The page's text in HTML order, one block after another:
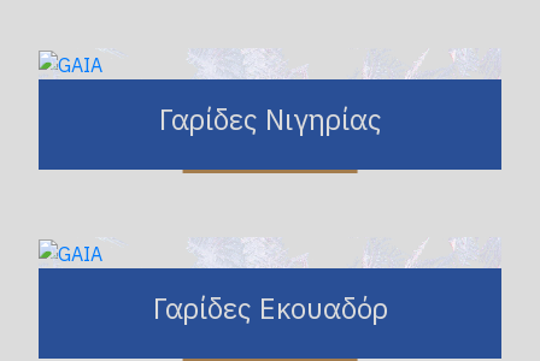
Γαρίδες Νιγηρίας
Γαρίδες Εκουαδόρ